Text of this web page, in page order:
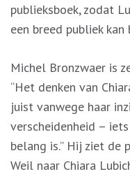
publieksboek, zodat
een breed publiek kan
Michel Bronzwaer is
“Het denken van
juist vanwege haar
verscheidenheid –
belang is.” Hij ziet de
Weil naar Chiara